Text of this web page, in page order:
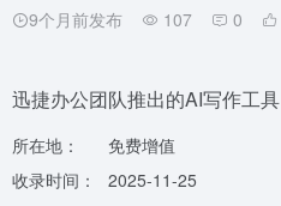
9个月前发布 107 0
迅捷办公团队推出的AI写作工具
所在地：
免费增值
收录时间：
2025-11-25